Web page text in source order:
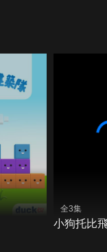
全3集
小狗托比